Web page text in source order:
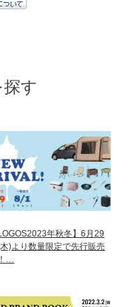
す
LOGOS2023年秋冬】6月29
)より数量限定で先行販売
…